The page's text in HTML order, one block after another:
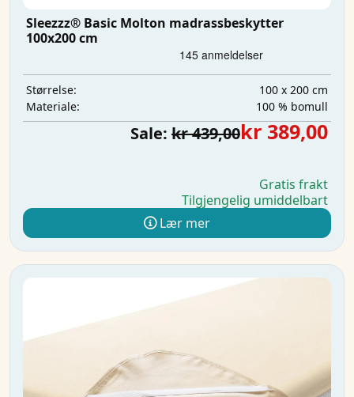
Sleezzz® Basic Molton madrassbeskytter
100x200 cm
Størrelse:
100 x 200 cm
Materiale:
100 % bomull
Sale: kr 439,00kr 389,00
Gratis frakt
Tilgjengelig umiddelbart
Lær mer